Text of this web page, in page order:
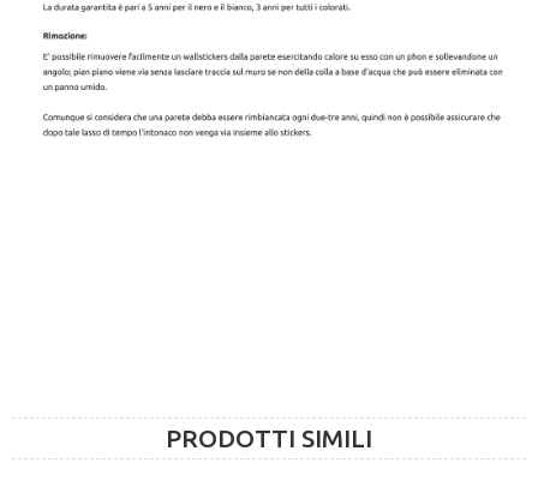
PRODOTTI SIMILI